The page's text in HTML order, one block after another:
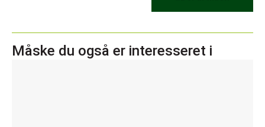
Måske du også er interesseret i